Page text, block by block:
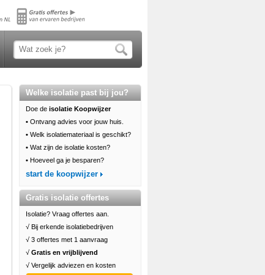
Welke isolatie past bij jou?
Doe de isolatie Koopwijzer
• Ontvang advies voor jouw huis.
• Welk isolatiemateriaal is geschikt?
• Wat zijn de isolatie kosten?
• Hoeveel ga je besparen?
start de koopwijzer
Gratis isolatie offertes
Isolatie? Vraag offertes aan.
√ Bij erkende isolatiebedrijven
√ 3 offertes met 1 aanvraag
√ Gratis en vrijblijvend
√ Vergelijk adviezen en kosten